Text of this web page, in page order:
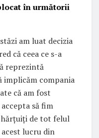
în următorii
am luat decizia
că ceea ce s-a
reprezintă
implicăm compania
că am fost
să fim
de tot felul
lucru din